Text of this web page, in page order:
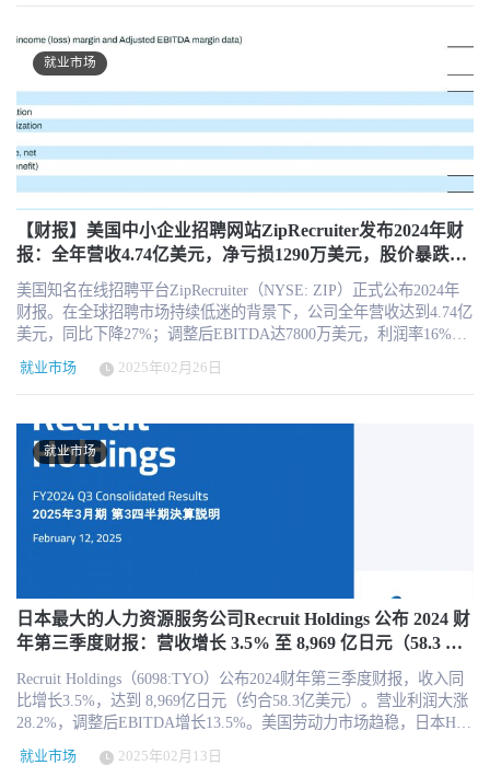
经不再只是“AI会不会替代人”，而是： 企业如何合法、合理、可持
续地完成AI转型。 对于HR部门而言，这意味着未来组织管理的重点
可能发生明显变化。 过去，HR更多关注招聘、绩效、薪酬与员工关
系；而未来，HR还需要开始处理： AI带来的岗位重构 人机协作模
式设计 员工再培训（Reskilling） AI组织治理 AI时代劳动合规 技术
变革中的员工沟通与稳定 特别是在客服、审核、运营、基础分析等
容易被AI影响的岗位领域，类似案例未来很可能持续增加。 而杭州
法院此次案例，也可能成为中国AI劳动争议进入司法规则阶段的重
要标志。 对于企业来说，这意味着AI转型不能只关注“降本增效”，
还必须建立更加成熟的组织变革机制；对于员工来说，则意味着持
续学习与能力升级将越来越重要。 因为未来真正被AI取代的，可能
不是“岗位”，而是无法持续适应变化的工作方式。
源包括公共记录、网页抓取（例如 LinkedIn 的公开资料）以及与一
些小型数据供应商的合作，有些合作甚至涉及隐秘运作（如以色列
Lightcast 等，也会直接销售产品，因此在某种程度上也属于第二类
供应商——数据整理与建模者。 第二类：数据整理与建模商（Data
Enrichment & Organizers） 这类公司会将数据进行分类、构建技能模
型、统一职位名称等，将海量非结构化数据组织成可用信息。他们
的价值在于推理、日常更新以及与通用框架的整合。 代表公司包
括：Lightcast（领先者）、Draup、Revelio Labs、TalentNeuron、
Findem、ZoomInfo 等。后者多聚焦于销售与金融领域。 他们的技术
团队会处理每天新增的数百万条记录，将其整理成职业分类体系
（例如职位模型、职业编码），并推演出一个人的技能、雇主、教
育背景、薪资与地理位置等信息之间的关联。 随后，这些数据会以
API 接口、数据连接器等形式供第三方平台调用。 这类数据处理非
常复杂。例如，一个人的数据链会包含教育、技能、工作经历、雇
主、所在城市等；这些又会连接到公司层级的信息，包括企业历
是如何细分的？ 电动车工程师需要哪些新兴技能？ 哪些能源科技正
在崛起？哪些公司在使用？我要如何找到这些人才？ 这些能力，将
使得使用这些平台的企业在人才市场上领先对手数倍。例如，很多
公司用 Lightcast 进行选址决策，投资金额甚至高达数亿美元。 第三
类：人才智能平台（Talent Intelligence Products） 这是产业链的第三
环节。 这类公司（包括几乎所有 HR SaaS 厂商）将上述数据集成进
能”。 举个例子：你想为某项目寻找最适合的市场或工程人才，但公
司 HR 系统只记录了职称和学历。借助上述数据平台，这些系统可
以告诉你：谁才是真正合适的人选？甚至还能预测谁具备晋升潜
力。 人才数据市场的高价值应用场景 该市场主要面向四大类终端用
户： 企业客户：用于人力规划、招聘分析、技能战略。 教育机构：
用于课程设计、学生就业评估、经济影响评估。 政府单位：用于经
成、市场细分和客户画像构建。 对企业来说，这类数据对增长与绩
单替代工作。 文章列举了多个行业和场景中的AI应用情况，包括
Chipotle、H&M和中东地区的大型航空公司，均处于流程重构与工具
探索阶段。Bersin认为，AI的使用反而创造了更多管理与优化工作的
机会，从而使人类在工作中向更高层次的创造与决策迈进。他还指
未来的企业创新仍依赖于人类独有的智慧与精神力量。 他呼吁业界
抛弃AI恐慌，聚焦于学习如何善用AI这项工具。AI不会毁掉工作，
而是会重塑工作，为未来几十年的职业发展提供新的路径。 详情阅
AI 会毁掉就业市场、网络或我们的生活。尤瓦尔·赫拉利
（Yuval Noah Harari）认为这是对人类的“存在性”变革。马克·贝尼奥
夫（Mark Benioff）宣称，Salesforce 30–50% 的运营现在由 AI 完
失。 虽然没有人能预测未来，但我每个月都与数百家公司对话，每
周与至少 5 家软件厂商会面，所以对现状有较清晰了解。正如我在
《超级员工的崛起》中所述，上述很多恐惧其实都没有根据。相
反，我坚信 AI 工具和平台将激发个人创造力、业务增长与创新，并
软，但主要原因是 IT 预算上涨 62%，CEO 正推动业务领导“采用”
AI。这种推动效应减缓了招聘速度，几乎所有公司都在思考如何通
过自动化重组岗位与职责。 我每天与高级 HR 领导交流，得到的反
馈一致：CEO 与 CFO 已下达命令，“别招人了，赶快上 AI”。因
此，招聘预算被冻结。 这种推动虽有道理，但很多东西尚未落地，
因为像 MS Copilot、SAP Joule、ChatGPT 这样的现成工具，还不够
模型为例，我估计当前有 60% 的企业处于阶段 1，30% 处于阶
段 2，仅有不到 10% 达到阶段 3（在各业务职能中差异较大）。例如
Chipotle 在招聘中应用 Paradox 到第 3 阶段，H&M 应用 Maki People
也如此，我们自己的 HR Academy 已通过 Galileo Learn 达到阶段 3。
但总体来看，销售自动化、潜在客户生成（我现在每天都会收到许
多“Agent”发来的垃圾邮件）、合同管理、营销（我们的 HubSpot 系
统并不像想象中智能）、采购、应收账款等领域，AI 还没成熟。这
正在到来，但还远远不到成熟阶段。 我希望在贝尼奥夫下次财报电
就业市场
【财报】美国中小企业招聘网站ZipRecruiter发布2024年财
报：全年营收4.74亿美元，净亏损1290万美元，股价暴跌
18.72%
美国知名在线招聘平台ZipRecruiter（NYSE: ZIP）正式公布2024年
财报。在全球招聘市场持续低迷的背景下，公司全年营收达到4.74亿
美元，同比下降27%；调整后EBITDA达7800万美元，利润率16%；
但净亏损1290万美元，净亏损率为**-3%，较2023年盈利4910万美元
出现明显下滑。受财报表现不及市场预期影响，ZipRecruiter股价暴
跌18.72%，从昨日收盘价6.73美元跌至5.47美元**，创下年度最低
点。 财务数据承压，市场反应剧烈 ZipRecruiter 2024年的业绩显
示，全球招聘市场需求下滑仍在持续，特别是中小企业（SMBs）招
聘预算缩减，直接影响公司营收表现。2024年第四季度，公司营收
1.11亿美元，同比下降18%，环比也有所下降。尽管公司采取了削减
运营成本、优化营销投入等措施，维持了16%的调整后EBITDA利润
率，但盈利能力下降令投资者感到担忧。 市场对ZipRecruiter的财务
间2月26日上午，ZipRecruiter股价暂报5.47美元，跌幅18.72%，市值
降至5.7亿美元。 招聘市场低迷，企业招聘需求疲软 季度付费雇主
（Q4 2024）：57,833 家，同比下降18%，环比下降11%。 每家付费
暖。 平台流量增长：2024年 Q4 访问量同比增长15%，高于竞争对
手10个百分点，但流量增长尚未完全转化为营收增长。 尽管
ZipRecruiter在求职者端流量增长强劲，但由于招聘市场整体疲软，
企业端营收增长未能同步，导致公司整体财务表现受限。特别是美
就业市场 2025年02月26日
就业市场
日本最大的人力资源服务公司Recruit Holdings 公布 2024 财
年第三季度财报：营收增长 3.5% 至 8,969 亿日元（58.3 亿
美元），HR 科技业务表现亮眼
Recruit Holdings（6098:TYO）公布2024财年第三季度财报，收入同
比增长3.5%，达到 8,969亿日元（约合58.3亿美元）。营业利润大涨
28.2%，调整后EBITDA增长13.5%。美国劳动力市场趋稳，日本HR
科技业务增长66.9%，全球HR科技收入增长13.3%，但欧洲市场依然
疲软。整体招聘和解决方案业务基本持平，派遣业务增长1.1%。公
就业市场 2025年02月13日